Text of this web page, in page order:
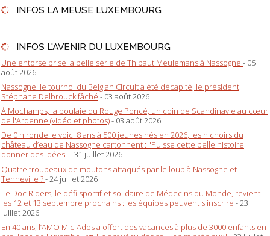
INFOS LA MEUSE LUXEMBOURG
INFOS L'AVENIR DU LUXEMBOURG
Une entorse brise la belle série de Thibaut Meulemans à Nassogne - 05
août 2026
Nassogne: le tournoi du Belgian Circuit a été décapité, le président
Stéphane Delbrouck fâché - 03 août 2026
À Mochamps, la boulaie du Rouge Poncé, un coin de Scandinavie au cœur
de l'Ardenne (vidéo et photos)- 03 août 2026
De 0 hirondelle voici 8 ans à 500 jeunes nés en 2026, les nichoirs du
château d’eau de Nassogne cartonnent : "Puisse cette belle histoire
donner des idées" - 31 juillet 2026
Quatre troupeaux de moutons attaqués par le loup à Nassogne et
Tenneville ?- 24 juillet 2026
Le Doc Riders, le défi sportif et solidaire de Médecins du Monde, revient
les 12 et 13 septembre prochains : les équipes peuvent s'inscrire - 23
juillet 2026
En 40 ans, l’AMO Mic-Ados a offert des vacances à plus de 3000 enfants en